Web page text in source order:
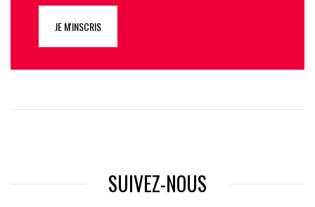
JE M'INSCRIS
SUIVEZ-NOUS